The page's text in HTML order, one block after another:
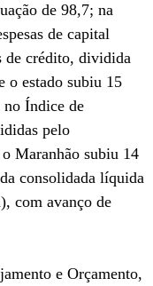
de 98,7; na
de capital
de crédito, dividida
o estado subiu 15
no Índice de
pelo
Maranhão subiu 14
consolidada líquida
com avanço de
e Orçamento,